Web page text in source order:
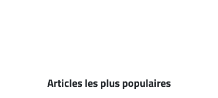
Articles les plus populaires